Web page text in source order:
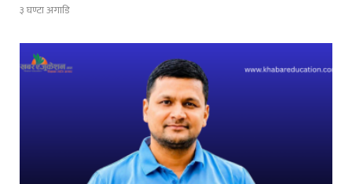
३ घण्टा अगाडि